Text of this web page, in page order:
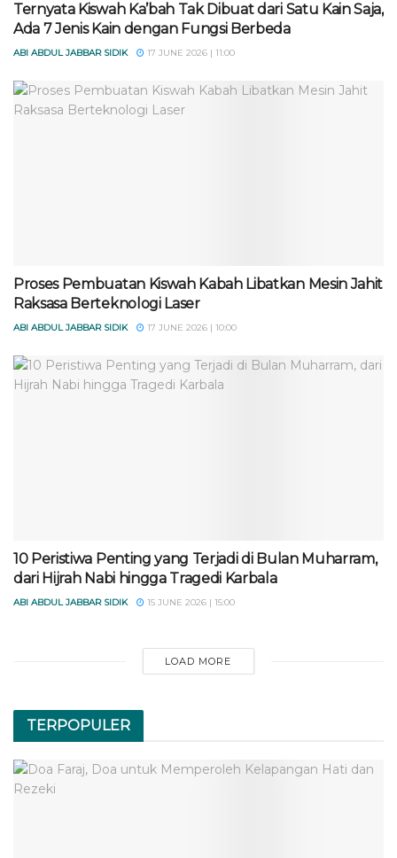
Ternyata Kiswah Ka’bah Tak Dibuat dari Satu Kain Saja,
Ada 7 Jenis Kain dengan Fungsi Berbeda
ABI ABDUL JABBAR SIDIK 17 JUNE 2026 | 11:00
Proses Pembuatan Kiswah Kabah Libatkan Mesin Jahit
Raksasa Berteknologi Laser
ABI ABDUL JABBAR SIDIK 17 JUNE 2026 | 10:00
10 Peristiwa Penting yang Terjadi di Bulan Muharram,
dari Hijrah Nabi hingga Tragedi Karbala
ABI ABDUL JABBAR SIDIK 15 JUNE 2026 | 15:00
LOAD MORE
TERPOPULER